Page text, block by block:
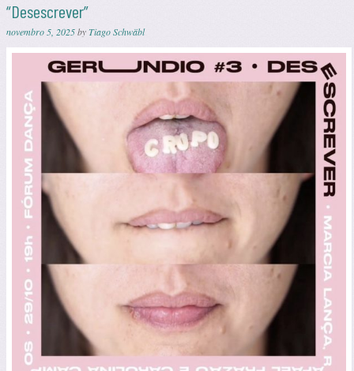
“Desescrever”
novembro 5, 2025byTiago Schwäbl